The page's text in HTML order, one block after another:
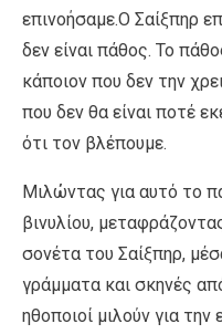
επινοήσαμε.Ο Σαίξπηρ
δεν είναι πάθος. Το
κάποιον που δεν την
που δεν θα είναι ποτέ
ότι τον βλέπουμε.
Μιλώντας για αυτό το
βινυλίου,
σονέτα του Σαίξπηρ,
γράμματα και σκηνές
ηθοποιοί μιλούν για την